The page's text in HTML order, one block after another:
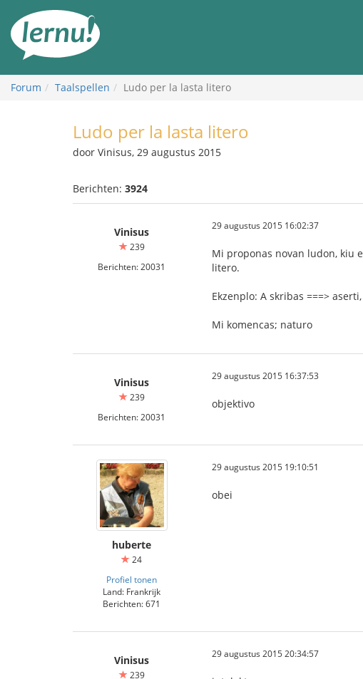
inhoud
Forum Taalspellen Ludo per la lasta litero
Ludo per la lasta litero
door Vinisus, 29 augustus 2015
Berichten: 3924
Vinisus
239
Berichten: 20031
29 augustus 2015 16:02:37
Mi proponas novan ludon, kiu
litero.
Ekzenplo: A skribas ===>
Mi komencas; naturo
Vinisus
239
Berichten: 20031
29 augustus 2015 16:37:53
objektivo
huberte
24
Profiel tonen
Land: Frankrijk
Berichten: 671
29 augustus 2015 19:10:51
obei
Vinisus
239
29 augustus 2015 20:34:57